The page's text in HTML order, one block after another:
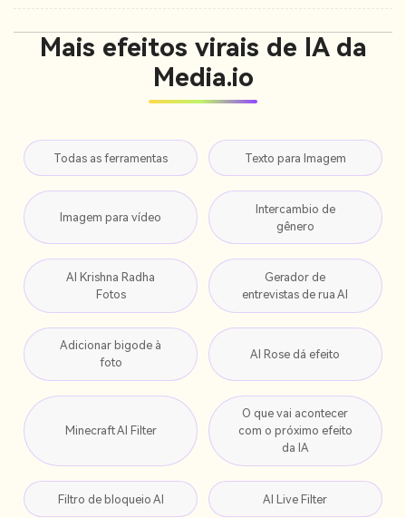
Mais efeitos virais de IA da
Media.io
Todas as ferramentas Texto para Imagem
Imagem para vídeo
Intercambio de
gênero
AI Krishna Radha
Fotos
Gerador de
entrevistas de rua AI
Adicionar bigode à
foto
AI Rose dá efeito
Minecraft AI Filter
O que vai acontecer
com o próximo efeito
da IA
Filtro de bloqueio AI AI Live Filter